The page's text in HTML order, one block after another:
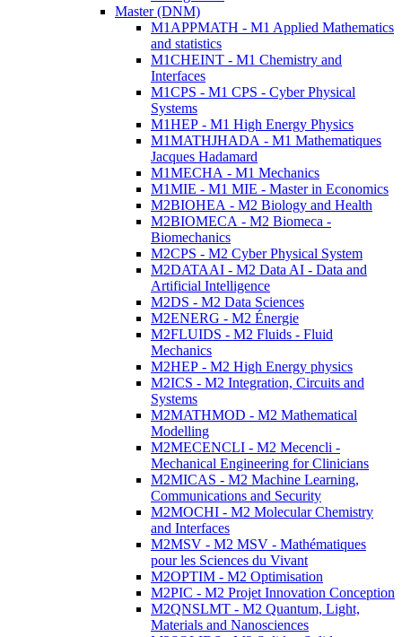
Master (DNM)
M1APPMATH - M1 Applied Mathematics
and statistics
M1CHEINT - M1 Chemistry and
Interfaces
M1CPS - M1 CPS - Cyber Physical
Systems
M1HEP - M1 High Energy Physics
M1MATHJHADA - M1 Mathematiques
Jacques Hadamard
M1MECHA - M1 Mechanics
M1MIE - M1 MIE - Master in Economics
M2BIOHEA - M2 Biology and Health
M2BIOMECA - M2 Biomeca -
Biomechanics
M2CPS - M2 Cyber Physical System
M2DATAAI - M2 Data AI - Data and
Artificial Intelligence
M2DS - M2 Data Sciences
M2ENERG - M2 Énergie
M2FLUIDS - M2 Fluids - Fluid
Mechanics
M2HEP - M2 High Energy physics
M2ICS - M2 Integration, Circuits and
Systems
M2MATHMOD - M2 Mathematical
Modelling
M2MECENCLI - M2 Mecencli -
Mechanical Engineering for Clinicians
M2MICAS - M2 Machine Learning,
Communications and Security
M2MOCHI - M2 Molecular Chemistry
and Interfaces
M2MSV - M2 MSV - Mathématiques
pour les Sciences du Vivant
M2OPTIM - M2 Optimisation
M2PIC - M2 Projet Innovation Conception
M2QNSLMT - M2 Quantum, Light,
Materials and Nanosciences